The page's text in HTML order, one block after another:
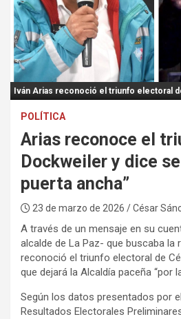
n
t
:
Iván Arias reconoció el triunfo electoral
POLÍTICA
Arias reconoce el
Dockweiler y dice
puerta ancha”
23 de marzo de 2026 / César
A través de un mensaje en su
alcalde de La Paz- que buscaba la
reconoció el triunfo electoral de
que dejará la Alcaldía paceña “por
Según los datos presentados por
Resultados Electorales